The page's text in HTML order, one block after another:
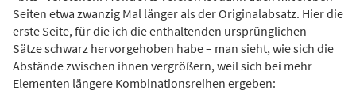
Seiten etwa zwanzig Mal länger als der Originalabsatz. Hier die
erste Seite, für die ich die enthaltenden ursprünglichen
Sätze schwarz hervorgehoben habe – man sieht, wie sich die
Abstände zwischen ihnen vergrößern, weil sich bei mehr
Elementen längere Kombinationsreihen ergeben: